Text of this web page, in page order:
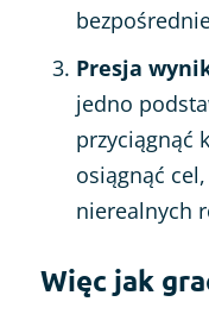
Presja
jedno
przyciągnąć
osiągnąć
nierealnych
Więc jak